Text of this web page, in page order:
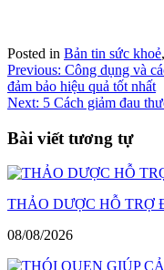
Posted in Bản tin sức khoẻ,
Điều
hướng
viết
Previous: Công dụng và
đảm bảo hiệu quả tốt nhất
Next: 5 Cách giảm đau
Bài viết tương tự
THẢO DƯỢC HỖ TRỢ
08/08/2026